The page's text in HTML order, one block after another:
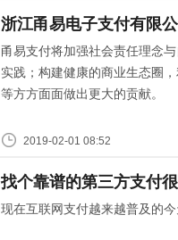
浙江甬易电子支付有限
甬易支付将加强社会责任理念
实践；构建健康的商业生态圈
等方方面面做出更大的贡献。
2019-02-01 08:52
找个靠谱的第三方支付
现在互联网支付越来越普及的